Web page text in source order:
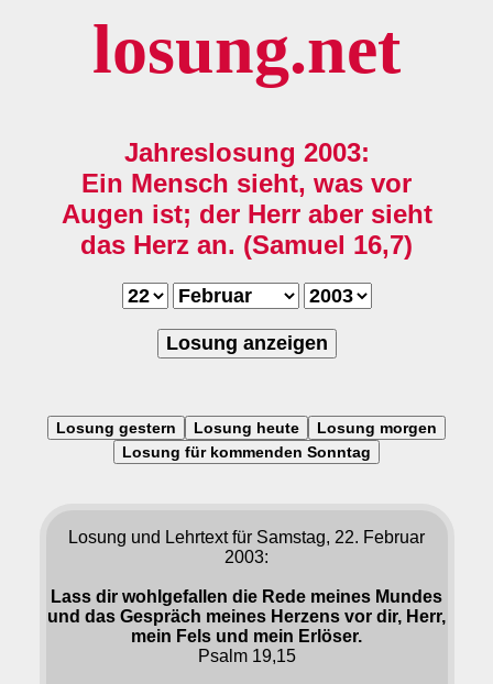
losung.net
Jahreslosung 2003:
Ein Mensch sieht, was vor
Augen ist; der Herr aber sieht
das Herz an. (Samuel 16,7)
Losung anzeigen
Losung gestern Losung heute
Losung morgen
Losung für kommenden Sonntag
Losung und Lehrtext für Samstag, 22. Februar
2003:
Lass dir wohlgefallen die Rede meines Mundes
und das Gespräch meines Herzens vor dir, Herr,
mein Fels und mein Erlöser.
Psalm 19,15